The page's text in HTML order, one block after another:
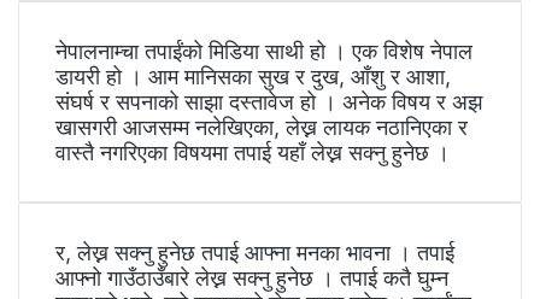
नेपालनाम्चा तपाईंको मिडिया साथी हो । एक विशेष नेपाल
डायरी हो । आम मानिसका सुख र दुख, आँशु र आशा,
संघर्ष र सपनाको साझा दस्तावेज हो । अनेक विषय र अझ
खासगरी आजसम्म नलेखिएका, लेख्न लायक नठानिएका र
वास्तै नगरिएका विषयमा तपाई यहाँ लेख्न सक्नु हुनेछ ।
र, लेख्न सक्नु हुनेछ तपाई आफ्ना मनका भावना । तपाई
आफ्नो गाउँठाउँबारे लेख्न सक्नु हुनेछ । तपाई कतै घुम्न